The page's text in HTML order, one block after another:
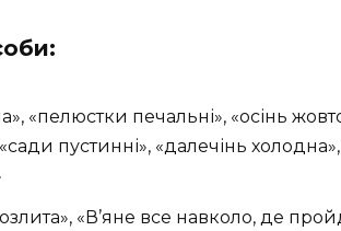
«пелюстки печальні», «осінь
пустинні», «далечінь холодна»,
«В’яне все навколо, де